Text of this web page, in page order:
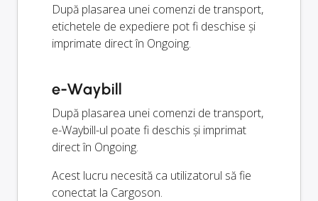
După plasarea unei comenzi de transport,
etichetele de expediere pot fi deschise și
imprimate direct în Ongoing.
e-Waybill
După plasarea unei comenzi de transport,
e-Waybill-ul poate fi deschis și imprimat
direct în Ongoing.
Acest lucru necesită ca utilizatorul să fie
conectat la Cargoson.